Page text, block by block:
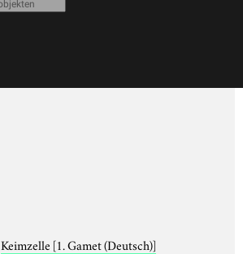
Keimzelle [1. Gamet (Deutsch)]